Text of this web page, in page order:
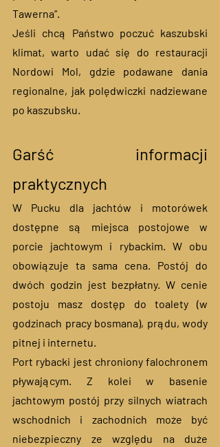
Tawerna”.
Jeśli chcą Państwo poczuć kaszubski
klimat, warto udać się do restauracji
Nordowi Mol, gdzie podawane dania
regionalne, jak polędwiczki nadziewane
po kaszubsku.
Garść informacji
praktycznych
W Pucku dla jachtów i motorówek
dostępne są miejsca postojowe w
porcie jachtowym i rybackim. W obu
obowiązuje ta sama cena. Postój do
dwóch godzin jest bezpłatny. W cenie
postoju masz dostęp do toalety (w
godzinach pracy bosmana), prądu, wody
pitnej i internetu.
Port rybacki jest chroniony falochronem
pływającym. Z kolei w basenie
jachtowym postój przy silnych wiatrach
wschodnich i zachodnich może być
niebezpieczny ze względu na duże